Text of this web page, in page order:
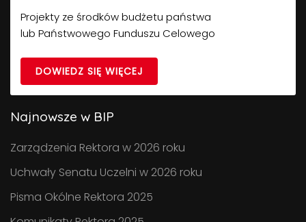
Projekty ze środków budżetu państwa
lub Państwowego Funduszu Celowego
DOWIEDZ SIĘ WIĘCEJ
Najnowsze w BIP
Zarządzenia Rektora w 2026 roku
Uchwały Senatu Uczelni w 2026 roku
Pisma Okólne Rektora 2025